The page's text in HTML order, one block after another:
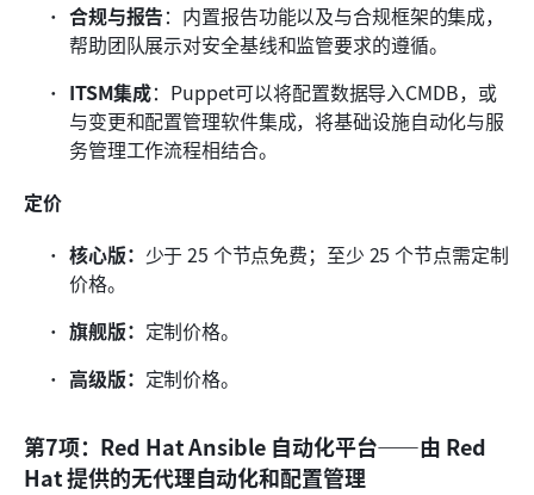
合规与报告：内置报告功能以及与合规框架的集成，
帮助团队展示对安全基线和监管要求的遵循。
ITSM集成：Puppet可以将配置数据导入CMDB，或
与变更和配置管理软件集成，将基础设施自动化与服
务管理工作流程相结合。
定价
核心版： 少于 25 个节点免费；至少 25 个节点需定制
价格。
旗舰版： 定制价格。
高级版： 定制价格。
第7项：Red Hat Ansible 自动化平台——由 Red
Hat 提供的无代理自动化和配置管理